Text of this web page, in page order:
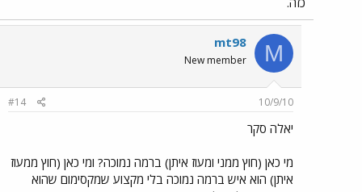
M
mt98
New member
10/9/10
#14
יאלה סקר
מי כאן (חוץ ממני ומעוז איתן) ברמה נמוכה? ומי כאן (חוץ ממעוז
איתן) הוא איש ברמה נמוכה בלי מקצוע שמקסימום שהוא